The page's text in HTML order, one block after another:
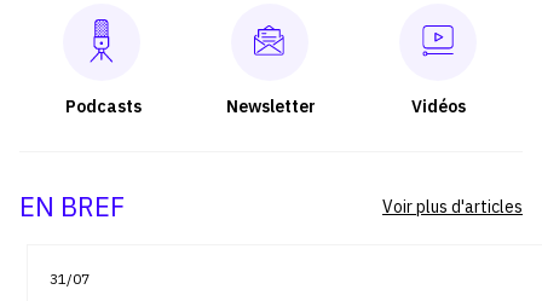
Podcasts Newsletter Vidéos
EN BREF
31/07
Voir plus d'articles